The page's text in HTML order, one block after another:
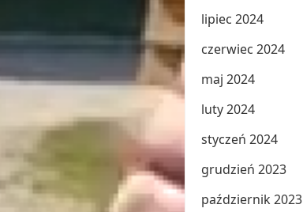
lipiec 2024
czerwiec 2024
maj 2024
luty 2024
styczeń 2024
grudzień 2023
październik 2023